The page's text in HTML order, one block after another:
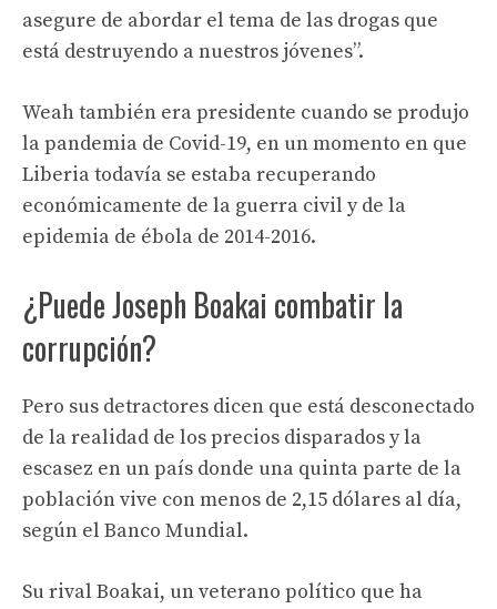
asegure de abordar el tema de las drogas que
está destruyendo a nuestros jóvenes”.
Weah también era presidente cuando se produjo
la pandemia de Covid-19, en un momento en que
Liberia todavía se estaba recuperando
económicamente de la guerra civil y de la
epidemia de ébola de 2014-2016.
¿Puede Joseph Boakai combatir la
corrupción?
Pero sus detractores dicen que está desconectado
de la realidad de los precios disparados y la
escasez en un país donde una quinta parte de la
población vive con menos de 2,15 dólares al día,
según el Banco Mundial.
Su rival Boakai, un veterano político que ha